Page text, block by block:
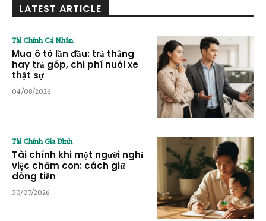
LATEST ARTICLE
Tài Chính Cá Nhân
Mua ô tô lần đầu: trả thẳng
hay trả góp, chi phí nuôi xe
thật sự
04/08/2026
Tài Chính Gia Đình
Tài chính khi một người nghỉ
việc chăm con: cách giữ
dòng tiền
30/07/2026